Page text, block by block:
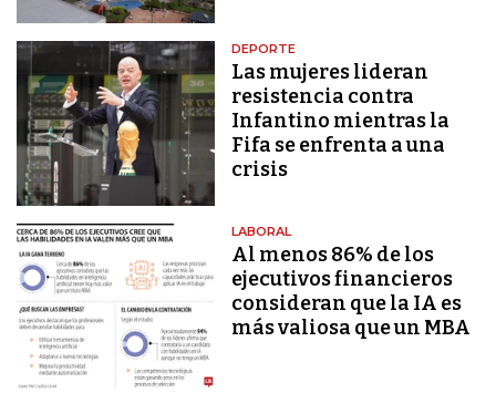
DEPORTE
Las mujeres lideran
resistencia contra
Infantino mientras la
Fifa se enfrenta a una
crisis
LABORAL
Al menos 86% de los
ejecutivos financieros
consideran que la IA es
más valiosa que un MBA